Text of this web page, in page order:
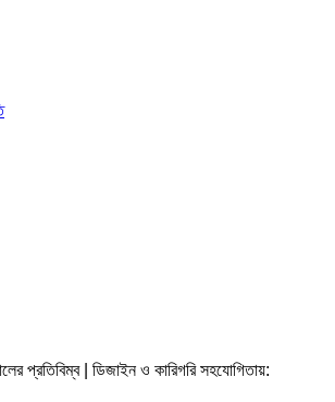
প্রতিবিম্ব | ডিজাইন ও কারিগরি সহযোগিতায়: